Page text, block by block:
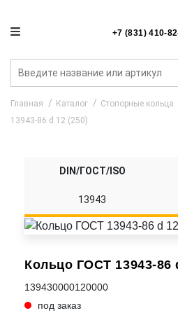
+7 (831) 410-
Главная Каталог Стопорные кольца
13943-86 d 12 (250)
Кольцо ГОСТ 13943-86
139430000120000
под заказ
DIN/ГОСТ/ISO
13943